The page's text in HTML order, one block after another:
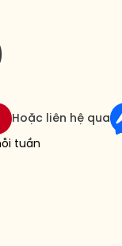
Hoặc liên hệ qua
tuần